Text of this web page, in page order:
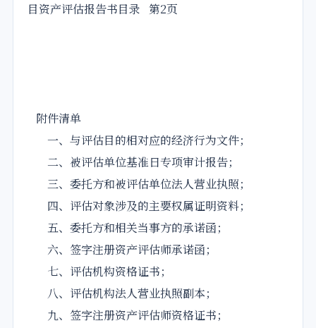
目资产评估报告书目录 第2页
附件清单
一、与评估目的相对应的经济行为文件；
二、被评估单位基准日专项审计报告；
三、委托方和被评估单位法人营业执照；
四、评估对象涉及的主要权属证明资料；
五、委托方和相关当事方的承诺函；
六、签字注册资产评估师承诺函；
七、评估机构资格证书；
八、评估机构法人营业执照副本；
九、签字注册资产评估师资格证书；